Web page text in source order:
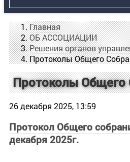
Главная
ОБ АССОЦИАЦИИ
Решения органов
Протоколы Общего
Протоколы Общего
26 декабря 2025, 13:59
Протокол Общего
декабря 2025г.